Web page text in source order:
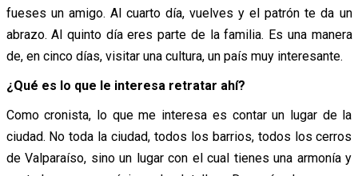
fueses un amigo. Al cuarto día, vuelves y el patrón te da un
abrazo. Al quinto día eres parte de la familia. Es una manera
de, en cinco días, visitar una cultura, un país muy interesante.
¿Qué es lo que le interesa retratar ahí?
Como cronista, lo que me interesa es contar un lugar de la
ciudad. No toda la ciudad, todos los barrios, todos los cerros
de Valparaíso, sino un lugar con el cual tienes una armonía y